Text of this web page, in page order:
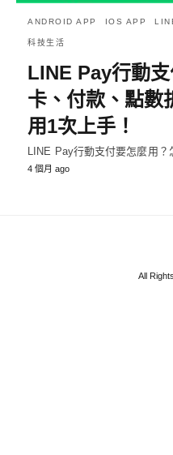
ANDROID APP IOS APP
科技生活
LINE Pay行動
卡、付款、點數
用1次上手！
LINE Pay行動支付要怎麼用？
4 個月 ago
All